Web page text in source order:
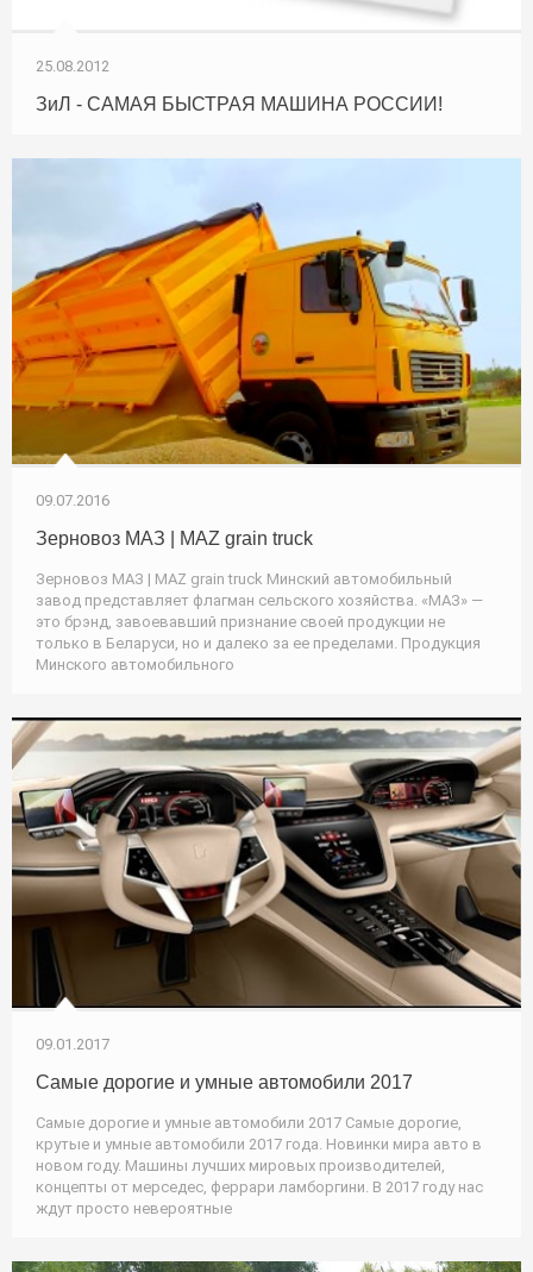
25.08.2012
ЗиЛ - САМАЯ БЫСТРАЯ МАШИНА РОССИИ!
09.07.2016
Зерновоз МАЗ | MAZ grain truck
Зерновоз МАЗ | MAZ grain truck Минский автомобильный
завод представляет флагман сельского хозяйства. «МАЗ» —
это брэнд, завоевавший признание своей продукции не
только в Беларуси, но и далеко за ее пределами. Продукция
Минского автомобильного
09.01.2017
Самые дорогие и умные автомобили 2017
Самые дорогие и умные автомобили 2017 Самые дорогие,
крутые и умные автомобили 2017 года. Новинки мира авто в
новом году. Машины лучших мировых производителей,
концепты от мерседес, феррари ламборгини. В 2017 году нас
ждут просто невероятные